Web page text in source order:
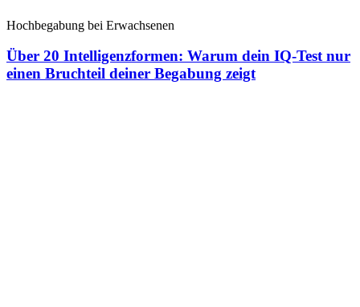
Hochbegabung bei Erwachsenen
Über 20 Intelligenzformen: Warum dein IQ-Test nur
einen Bruchteil deiner Begabung zeigt